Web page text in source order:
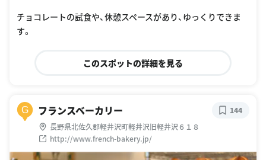
チョコレートの試食や、休憩スペースがあり、ゆっくりできま
す。
このスポットの詳細を見る
G フランスベーカリー
長野県北佐久郡軽井沢町軽井沢旧軽井沢６１８
http://www.french-bakery.jp/
144